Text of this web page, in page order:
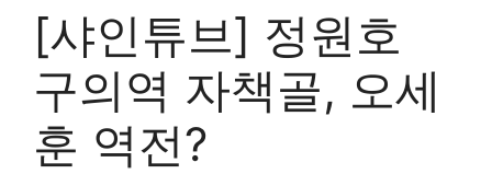
[샤인튜브] 정원호
구의역 자책골, 오세
훈 역전?